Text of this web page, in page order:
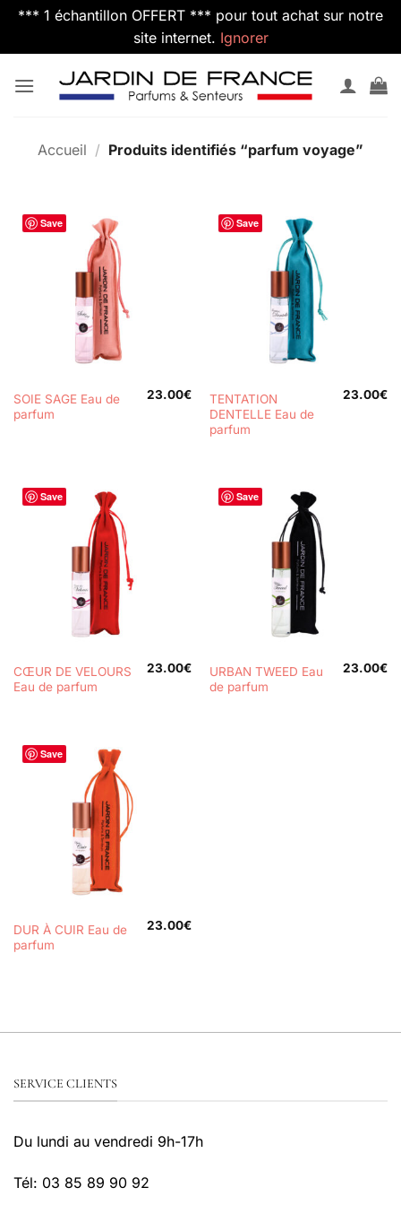
*** 1 échantillon OFFERT *** pour tout achat sur notre
site internet. Ignorer
Accueil / Produits identifiés “parfum voyage”
Save
SOIE SAGE Eau de
parfum
23.00€
Save
TENTATION
DENTELLE Eau de
parfum
23.00€
Save
CŒUR DE VELOURS
Eau de parfum
23.00€
Save
URBAN TWEED Eau
de parfum
23.00€
Save
DUR À CUIR Eau de
parfum
23.00€
SERVICE CLIENTS
Du lundi au vendredi 9h-17h
Tél: 03 85 89 90 92